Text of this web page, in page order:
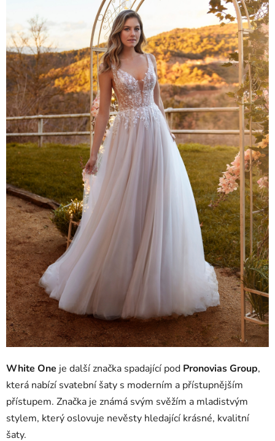
White One je další značka spadající pod Pronovias Group,
která nabízí svatební šaty s moderním a přístupnějším
přístupem. Značka je známá svým svěžím a mladistvým
stylem, který oslovuje nevěsty hledající krásné, kvalitní
šaty.